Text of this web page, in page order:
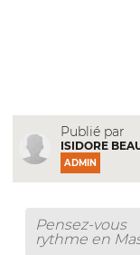
Publié par
ISIDORE
ADMIN
Pensez-
rythme en